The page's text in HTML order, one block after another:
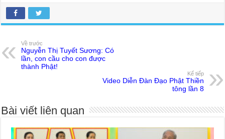
Về trước
Nguyễn Thị Tuyết Sương: Có
lần, con cầu cho con được
thành Phật!
Kế tiếp
Video Diễn Đàn Đạo Phật Thiền
tông lần 8
Bài viết liên quan